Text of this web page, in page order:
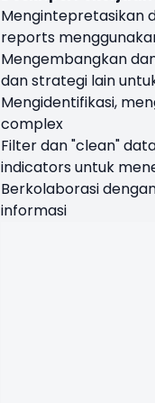
Mengintepretasikan
reports
Mengembangkan
dan strategi lain
Mengidentifikasi,
complex
Filter dan "clean"
indicators untuk
Berkolaborasi
informasi